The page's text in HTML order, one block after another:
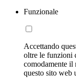
Funzionale
Accettando
oltre le funzioni
comodamente il
questo sito web